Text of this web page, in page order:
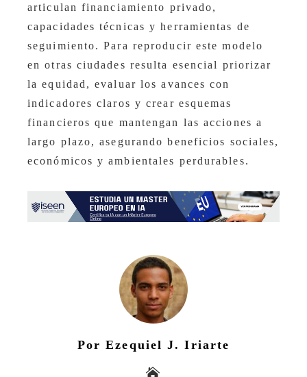
articulan financiamiento privado,
capacidades técnicas y herramientas de
seguimiento. Para reproducir este modelo
en otras ciudades resulta esencial priorizar
la equidad, evaluar los avances con
indicadores claros y crear esquemas
financieros que mantengan las acciones a
largo plazo, asegurando beneficios sociales,
económicos y ambientales perdurables.
Por Ezequiel J. Iriarte